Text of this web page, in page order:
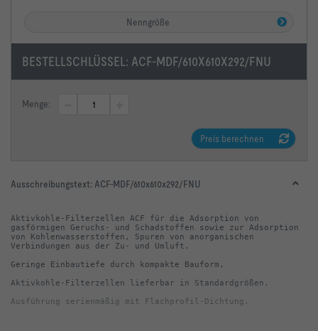
Nenngröße
BESTELLSCHLÜSSEL: ACF-MDF/610X610X292/FNU
Menge:
Preis berechnen
Ausschreibungstext: ACF-MDF/610x610x292/FNU
Aktivkohle-Filterzellen ACF für die Adsorption von
gasförmigen Geruchs- und Schadstoffen sowie zur Adsorption
von Kohlenwasserstoffen, Spuren von anorganischen
Ausführung serienmäßig mit Flachprofil-Dichtung.